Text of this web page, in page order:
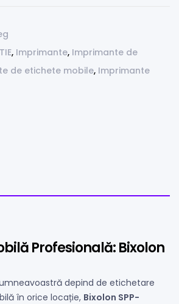
, Imprimante, Imprimante de
de etichete mobile, Imprimante
Profesională: Bixolon
depind de etichetare
în orice locație, Bixolon SPP-